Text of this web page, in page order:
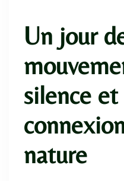
Un jour
silence et
nature